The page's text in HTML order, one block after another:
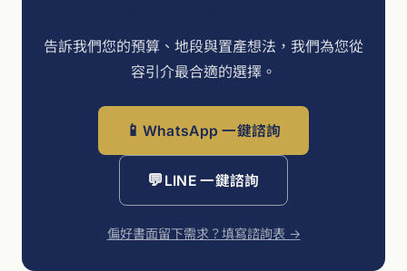
告訴我們您的預算、地段與置產想法，我們為您從
容引介最合適的選擇。
📱 WhatsApp 一鍵諮詢
💬LINE 一鍵諮詢
偏好書面留下需求？填寫諮詢表 →